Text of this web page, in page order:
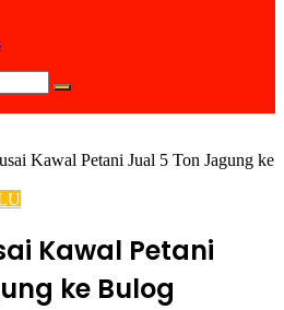
Search
for
Kawal Petani Jual 5 Ton Jagung ke
Kawal Petani
ke Bulog